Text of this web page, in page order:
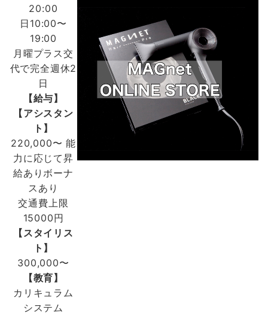
20:00
日10:00〜
19:00
月曜プラス交
代で完全週休2
日
【給与】
【アシスタン
ト】
220,000〜 能
力に応じて昇
給ありボーナ
スあり
交通費上限
15000円
【スタイリス
ト】
300,000〜
【教育】
カリキュラム
システム